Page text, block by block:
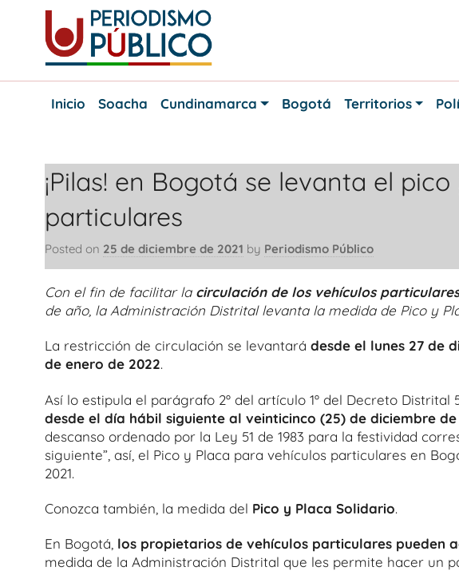
content
Periodismo
Noticias
Bogotá
y
Cundinamarca
Inicio
Soacha Cundinamarca Bogotá Territorios
¡Pilas! en Bogotá se levanta el
particulares
Posted on 25 de diciembre de 2021 by Periodismo Público
Con el fin de facilitar la circulación de los vehículos
de año, la Administración Distrital levanta la medida de Pico y
La restricción de circulación se levantará desde el lunes 27 de
de enero de 2022.
Así lo estipula el parágrafo 2º del artículo 1º del Decreto Distrital
desde el día hábil siguiente al veinticinco (25) de diciembre
descanso ordenado por la Ley 51 de 1983 para la festividad
siguiente”, así, el Pico y Placa para vehículos particulares en
2021.
Conozca también, la medida del Pico y Placa Solidario.
En Bogotá, los propietarios de vehículos particulares pueden
medida de la Administración Distrital que les permite hacer un